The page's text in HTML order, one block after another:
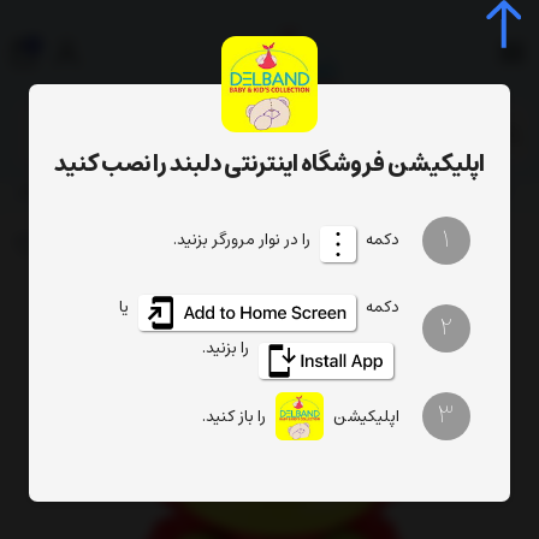
جستجوی محصول، دسته، برند...
اپلیکیشن فروشگاه اینترنتی دلبند را نصب کنید
1 دکمه را در نوار مرورگر بزنید.
2 دکمه
یا
را بزنید.
3 اپلیکیشن را باز کنید.